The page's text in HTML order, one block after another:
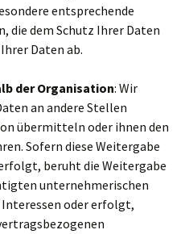
entsprechende
die dem Schutz Ihrer Daten
Daten ab.
der Organisation: Wir
an andere Stellen
übermitteln oder ihnen den
Sofern diese Weitergabe
beruht die Weitergabe
unternehmerischen
oder erfolgt,